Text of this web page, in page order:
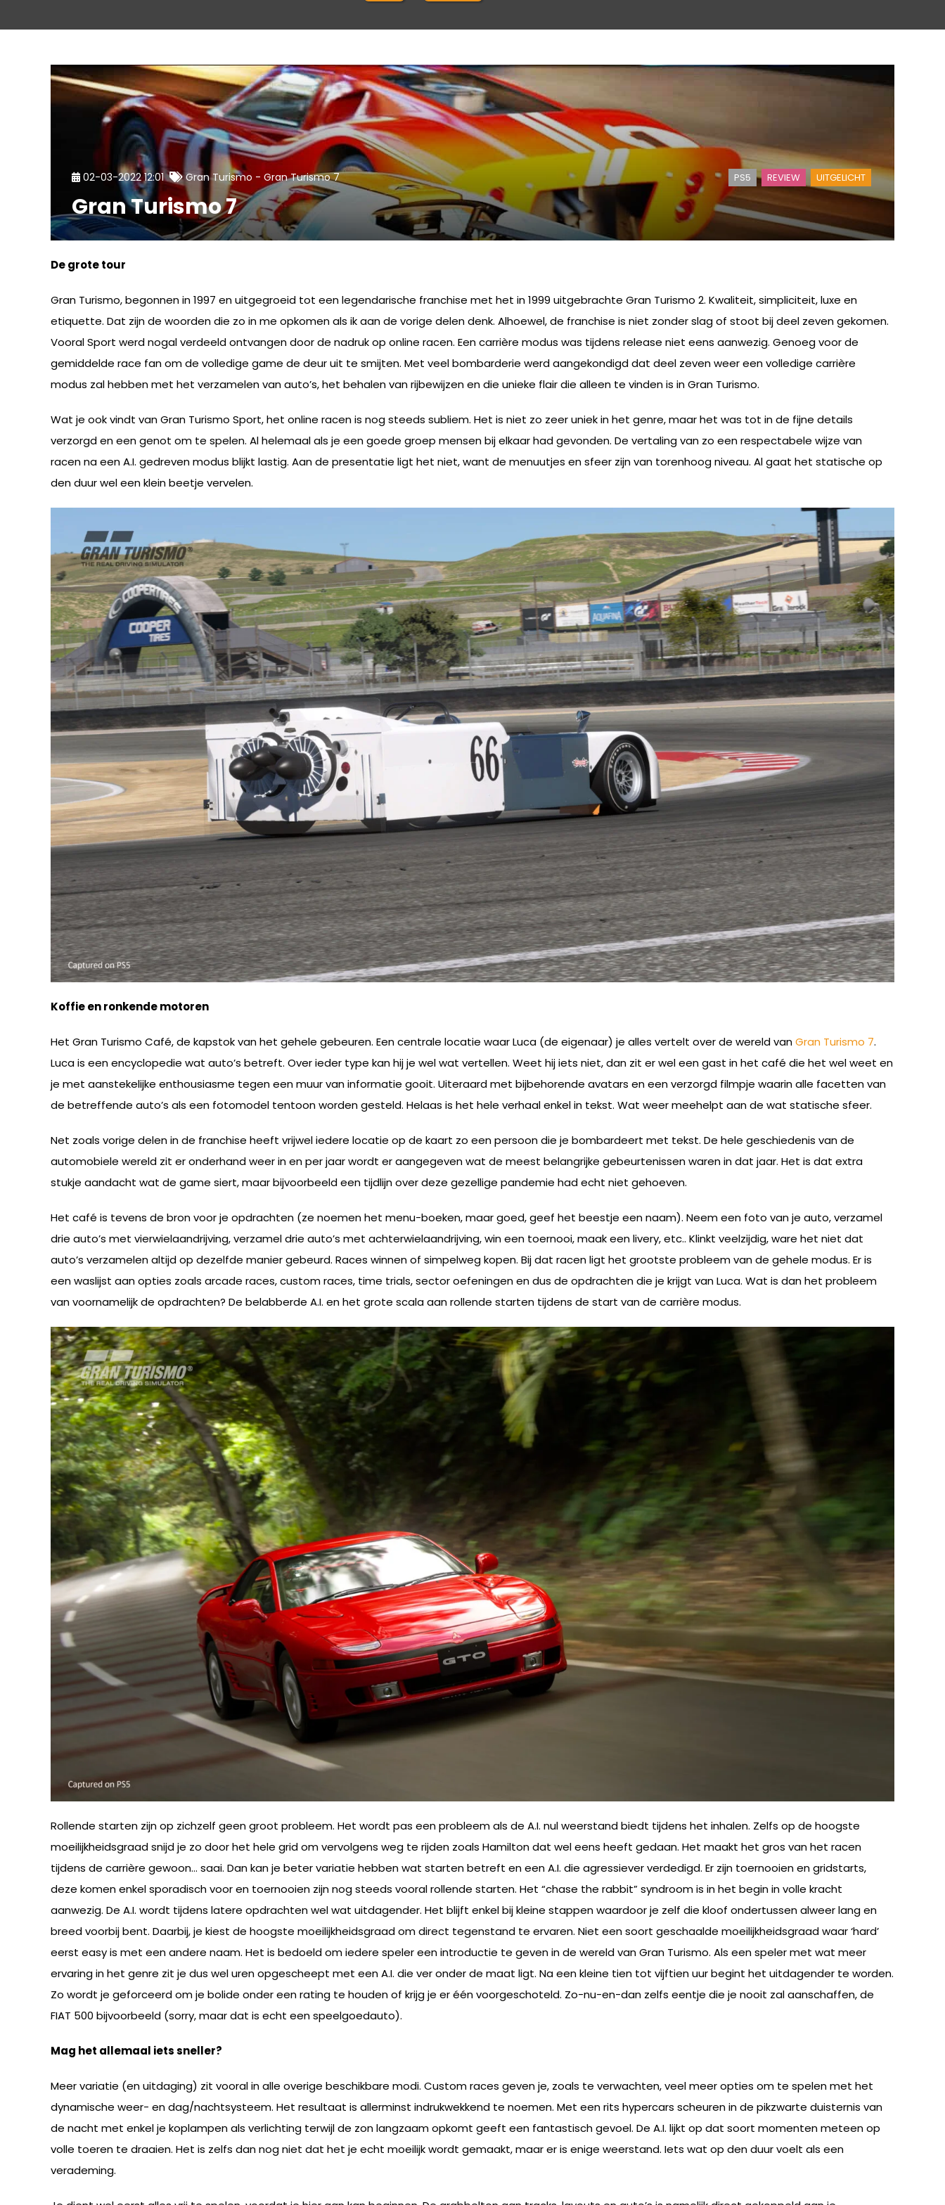
PS5 REVIEW UITGELICHT
02-03-2022 12:01 Gran Turismo - Gran Turismo 7
Gran Turismo 7
De grote tour
Gran Turismo, begonnen in 1997 en uitgegroeid tot een legendarische franchise met het in 1999 uitgebrachte Gran Turismo 2. Kwaliteit, simpliciteit, luxe en
etiquette. Dat zijn de woorden die zo in me opkomen als ik aan de vorige delen denk. Alhoewel, de franchise is niet zonder slag of stoot bij deel zeven gekomen.
Vooral Sport werd nogal verdeeld ontvangen door de nadruk op online racen. Een carrière modus was tijdens release niet eens aanwezig. Genoeg voor de
gemiddelde race fan om de volledige game de deur uit te smijten. Met veel bombarderie werd aangekondigd dat deel zeven weer een volledige carrière
modus zal hebben met het verzamelen van auto’s, het behalen van rijbewijzen en die unieke flair die alleen te vinden is in Gran Turismo.
Wat je ook vindt van Gran Turismo Sport, het online racen is nog steeds subliem. Het is niet zo zeer uniek in het genre, maar het was tot in de fijne details
verzorgd en een genot om te spelen. Al helemaal als je een goede groep mensen bij elkaar had gevonden. De vertaling van zo een respectabele wijze van
racen na een A.I. gedreven modus blijkt lastig. Aan de presentatie ligt het niet, want de menuutjes en sfeer zijn van torenhoog niveau. Al gaat het statische op
den duur wel een klein beetje vervelen.
Koffie en ronkende motoren
Het Gran Turismo Café, de kapstok van het gehele gebeuren. Een centrale locatie waar Luca (de eigenaar) je alles vertelt over de wereld vanGran Turismo 7.
Luca is een encyclopedie wat auto’s betreft. Over ieder type kan hij je wel wat vertellen. Weet hij iets niet, dan zit er wel een gast in het café die het wel weet en
je met aanstekelijke enthousiasme tegen een muur van informatie gooit. Uiteraard met bijbehorende avatars en een verzorgd filmpje waarin alle facetten van
de betreffende auto’s als een fotomodel tentoon worden gesteld. Helaas is het hele verhaal enkel in tekst. Wat weer meehelpt aan de wat statische sfeer.
Net zoals vorige delen in de franchise heeft vrijwel iedere locatie op de kaart zo een persoon die je bombardeert met tekst. De hele geschiedenis van de
automobiele wereld zit er onderhand weer in en per jaar wordt er aangegeven wat de meest belangrijke gebeurtenissen waren in dat jaar. Het is dat extra
stukje aandacht wat de game siert, maar bijvoorbeeld een tijdlijn over deze gezellige pandemie had echt niet gehoeven.
Het café is tevens de bron voor je opdrachten (ze noemen het menu-boeken, maar goed, geef het beestje een naam). Neem een foto van je auto, verzamel
drie auto’s met vierwielaandrijving, verzamel drie auto’s met achterwielaandrijving, win een toernooi, maak een livery, etc.. Klinkt veelzijdig, ware het niet dat
auto’s verzamelen altijd op dezelfde manier gebeurd. Races winnen of simpelweg kopen. Bij dat racen ligt het grootste probleem van de gehele modus. Er is
een waslijst aan opties zoals arcade races, custom races, time trials, sector oefeningen en dus de opdrachten die je krijgt van Luca. Wat is dan het probleem
van voornamelijk de opdrachten? De belabberde A.I. en het grote scala aan rollende starten tijdens de start van de carrière modus.
Rollende starten zijn op zichzelf geen groot probleem. Het wordt pas een probleem als de A.I. nul weerstand biedt tijdens het inhalen. Zelfs op de hoogste
moeilijkheidsgraad snijd je zo door het hele grid om vervolgens weg te rijden zoals Hamilton dat wel eens heeft gedaan. Het maakt het gros van het racen
tijdens de carrière gewoon… saai. Dan kan je beter variatie hebben wat starten betreft en een A.I. die agressiever verdedigd. Er zijn toernooien en gridstarts,
deze komen enkel sporadisch voor en toernooien zijn nog steeds vooral rollende starten. Het “chase the rabbit” syndroom is in het begin in volle kracht
aanwezig. De A.I. wordt tijdens latere opdrachten wel wat uitdagender. Het blijft enkel bij kleine stappen waardoor je zelf die kloof ondertussen alweer lang en
breed voorbij bent. Daarbij, je kiest de hoogste moeilijkheidsgraad om direct tegenstand te ervaren. Niet een soort geschaalde moeilijkheidsgraad waar ‘hard’
eerst easy is met een andere naam. Het is bedoeld om iedere speler een introductie te geven in de wereld van Gran Turismo. Als een speler met wat meer
ervaring in het genre zit je dus wel uren opgescheept met een A.I. die ver onder de maat ligt. Na een kleine tien tot vijftien uur begint het uitdagender te worden.
Zo wordt je geforceerd om je bolide onder een rating te houden of krijg je er één voorgeschoteld. Zo-nu-en-dan zelfs eentje die je nooit zal aanschaffen, de
FIAT 500 bijvoorbeeld (sorry, maar dat is echt een speelgoedauto).
Mag het allemaal iets sneller?
Meer variatie (en uitdaging) zit vooral in alle overige beschikbare modi. Custom races geven je, zoals te verwachten, veel meer opties om te spelen met het
dynamische weer- en dag/nachtsysteem. Het resultaat is allerminst indrukwekkend te noemen. Met een rits hypercars scheuren in de pikzwarte duisternis van
de nacht met enkel je koplampen als verlichting terwijl de zon langzaam opkomt geeft een fantastisch gevoel. De A.I. lijkt op dat soort momenten meteen op
volle toeren te draaien. Het is zelfs dan nog niet dat het je echt moeilijk wordt gemaakt, maar er is enige weerstand. Iets wat op den duur voelt als een
verademing.